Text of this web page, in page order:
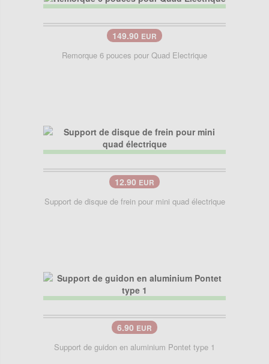
149.90 EUR
Remorque 6 pouces pour Quad Electrique
12.90 EUR
Support de disque de frein pour mini quad électrique
6.90 EUR
Support de guidon en aluminium Pontet type 1